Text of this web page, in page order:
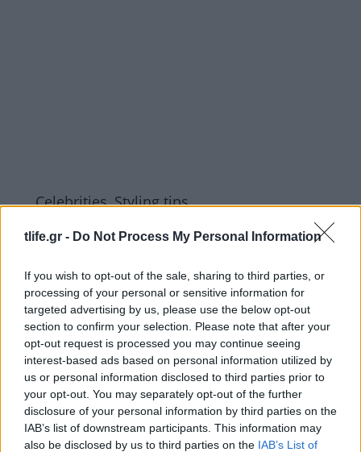
tlife.gr - Do Not Process My Personal Information
If you wish to opt-out of the sale, sharing to third parties, or
processing of your personal or sensitive information for
targeted advertising by us, please use the below opt-out
section to confirm your selection. Please note that after your
opt-out request is processed you may continue seeing
interest-based ads based on personal information utilized by
us or personal information disclosed to third parties prior to
your opt-out. You may separately opt-out of the further
disclosure of your personal information by third parties on the
IAB’s list of downstream participants. This information may
also be disclosed by us to third parties on the IAB’s List of
Celebrities,Styling tips
απογείωσε με αυτό τον συνδυασμό!
Τασεις
Σατέν φούστα: Το passe-partout κομμάτι
που σε πάει από γραφείο… μέχρι βάφτιση
15.05.2025byΣοφια Σουζα
Styling tips
Η Κatie Holmes ξέρει πως να δίνει Υ2Κ
style σε κλασικά ρούχα!
23.11.2024byΣοφια Σουζα
Styling tips